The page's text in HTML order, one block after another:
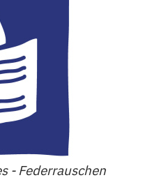
- Federrauschen